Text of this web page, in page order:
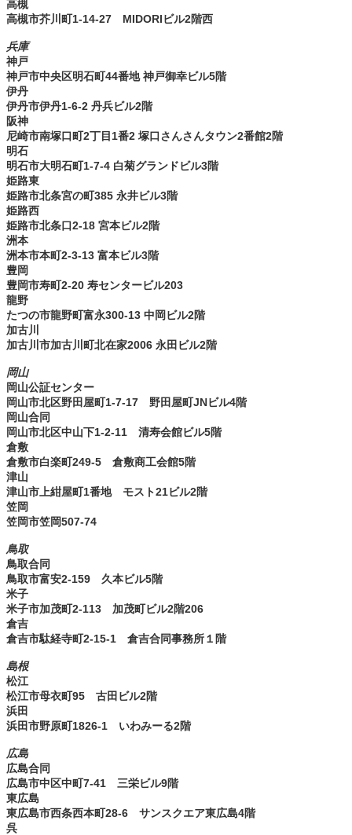
高槻
高槻市芥川町1-14-27 MIDORIビル2階西
兵庫
神戸
神戸市中央区明石町44番地 神戸御幸ビル5階
伊丹
伊丹市伊丹1-6-2 丹兵ビル2階
阪神
尼崎市南塚口町2丁目1番2 塚口さんさんタウン2番館2階
明石
明石市大明石町1-7-4 白菊グランドビル3階
姫路東
姫路市北条宮の町385 永井ビル3階
姫路西
姫路市北条口2-18 宮本ビル2階
洲本
洲本市本町2-3-13 富本ビル3階
豊岡
豊岡市寿町2-20 寿センタービル203
龍野
たつの市龍野町富永300-13 中岡ビル2階
加古川
加古川市加古川町北在家2006 永田ビル2階
岡山
岡山公証センター
岡山市北区野田屋町1-7-17 野田屋町JNビル4階
岡山合同
岡山市北区中山下1-2-11 清寿会館ビル5階
倉敷
倉敷市白楽町249-5 倉敷商工会館5階
津山
津山市上紺屋町1番地 モスト21ビル2階
笠岡
笠岡市笠岡507-74
鳥取
鳥取合同
鳥取市富安2-159 久本ビル5階
米子
米子市加茂町2-113 加茂町ビル2階206
倉吉
倉吉市駄経寺町2-15-1 倉吉合同事務所１階
島根
松江
松江市母衣町95 古田ビル2階
浜田
浜田市野原町1826-1 いわみーる2階
広島
広島合同
広島市中区中町7-41 三栄ビル9階
東広島
東広島市西条西本町28-6 サンスクエア東広島4階
呉